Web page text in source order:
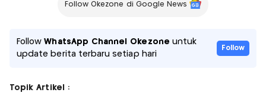
Follow Okezone di Google News
FollowWhatsApp Channel Okezone untuk
update berita terbaru setiap hari
Follow
Topik Artikel :